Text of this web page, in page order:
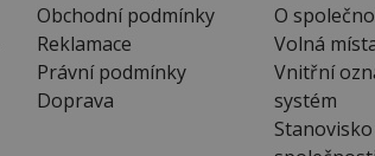
Obchodní podmínky
Reklamace
Právní podmínky
Doprava
O
Volná
Vnitřní
systém
Stanovisko